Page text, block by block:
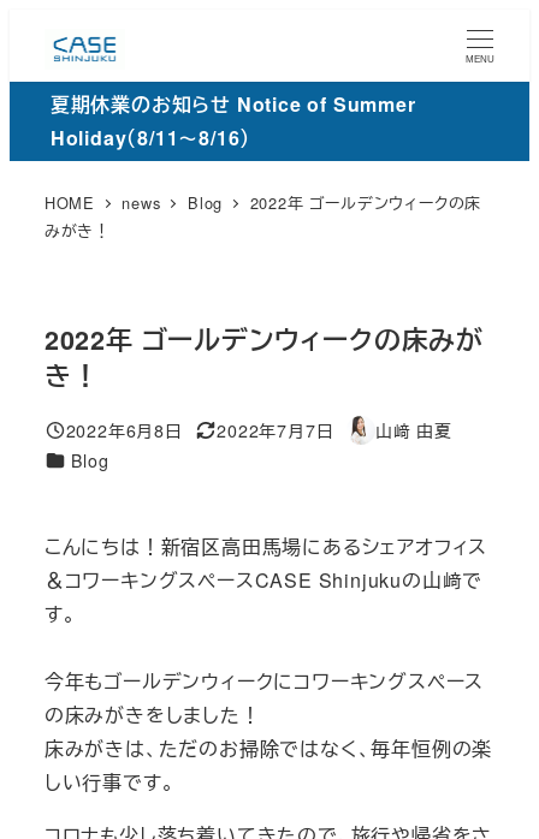
ン
MENU
夏期休業のお知らせ Notice of Summer
Holiday（8/11～8/16）
HOME news Blog
2022年 ゴールデンウィークの床
みがき！
2022年 ゴールデンウィークの床みが
き！
投稿日
2022年6月8日
更
2022年7月7日
著
山﨑 由夏
カ
リ
ー
Blog
こんにちは！新宿区高田馬場にあるシェアオフィス
＆コワーキングスペースCASE Shinjukuの山﨑で
す。
今年もゴールデンウィークにコワーキングスペース
の床みがきをしました！
床みがきは、ただのお掃除ではなく、毎年恒例の楽
しい行事です。